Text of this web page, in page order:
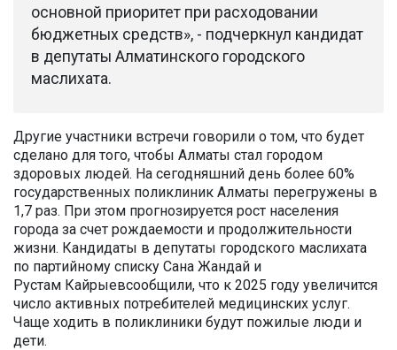
основной приоритет при расходовании
бюджетных средств», - подчеркнул кандидат
в депутаты Алматинского городского
маслихата.
Другие участники встречи говорили о том, что будет
сделано для того, чтобы Алматы стал городом
здоровых людей. На сегодняшний день более 60%
государственных поликлиник Алматы перегружены в
1,7 раз. При этом прогнозируется рост населения
города за счет рождаемости и продолжительности
жизни. Кандидаты в депутаты городского маслихата
по партийному списку Сана Жандай и
Рустам Кайрыевсообщили, что к 2025 году увеличится
число активных потребителей медицинских услуг.
Чаще ходить в поликлиники будут пожилые люди и
дети.